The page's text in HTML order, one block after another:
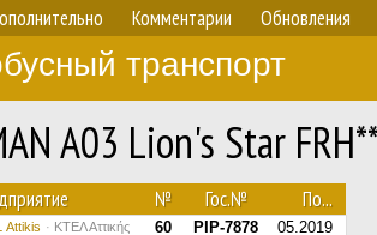
Комментарии Обновления
транспорт
A03 Lion's Star
№ Гос.№ По...
Αttikis ΚΤΕΛ Αττικής 60 PIP-7878 05.2019